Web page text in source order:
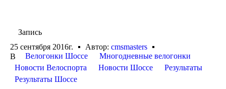
Запись
25 сентября 2016г.
Автор: cmsmasters
В
Велогонки Шоссе
Многодневные велогонки
Новости Велоспорта
Новости Шоссе
Результаты
Результаты Шоссе